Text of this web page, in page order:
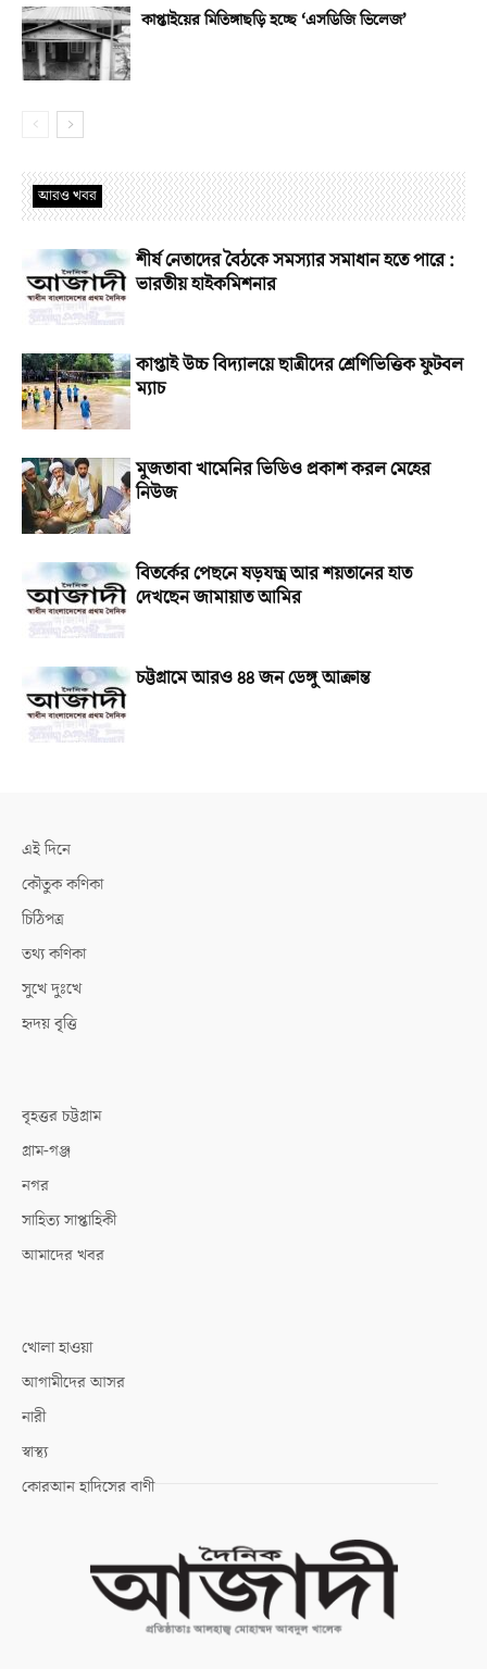
কাপ্তাইয়ের মিতিঙ্গাছড়ি হচ্ছে ‘এসডিজি ভিলেজ’
আরও খবর
শীর্ষ নেতাদের বৈঠকে সমস্যার সমাধান হতে পারে :
ভারতীয় হাইকমিশনার
কাপ্তাই উচ্চ বিদ্যালয়ে ছাত্রীদের শ্রেণিভিত্তিক ফুটবল
ম্যাচ
মুজতাবা খামেনির ভিডিও প্রকাশ করল মেহের
নিউজ
বিতর্কের পেছনে ষড়যন্ত্র আর শয়তানের হাত
দেখছেন জামায়াত আমির
চট্টগ্রামে আরও ৪৪ জন ডেঙ্গু আক্রান্ত
এই দিনে
কৌতুক কণিকা
চিঠিপত্র
তথ্য কণিকা
সুখে দুঃখে
হৃদয় বৃত্তি
বৃহত্তর চট্টগ্রাম
গ্রাম-গঞ্জ
নগর
সাহিত্য সাপ্তাহিকী
আমাদের খবর
খোলা হাওয়া
আগামীদের আসর
নারী
স্বাস্থ্য
কোরআন হাদিসের বাণী